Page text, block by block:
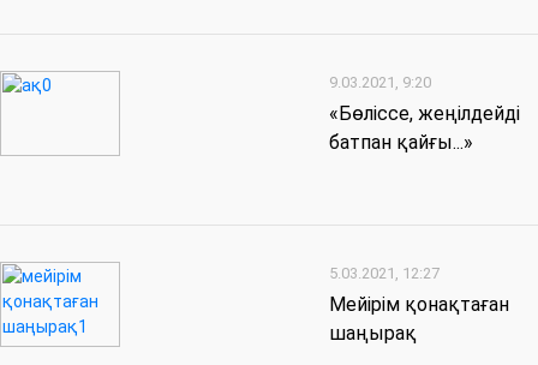
9.03.2021, 9:20
«Бөліссе, жеңілдейді
батпан қайғы...»
5.03.2021, 12:27
Мейірім қонақтаған
шаңырақ